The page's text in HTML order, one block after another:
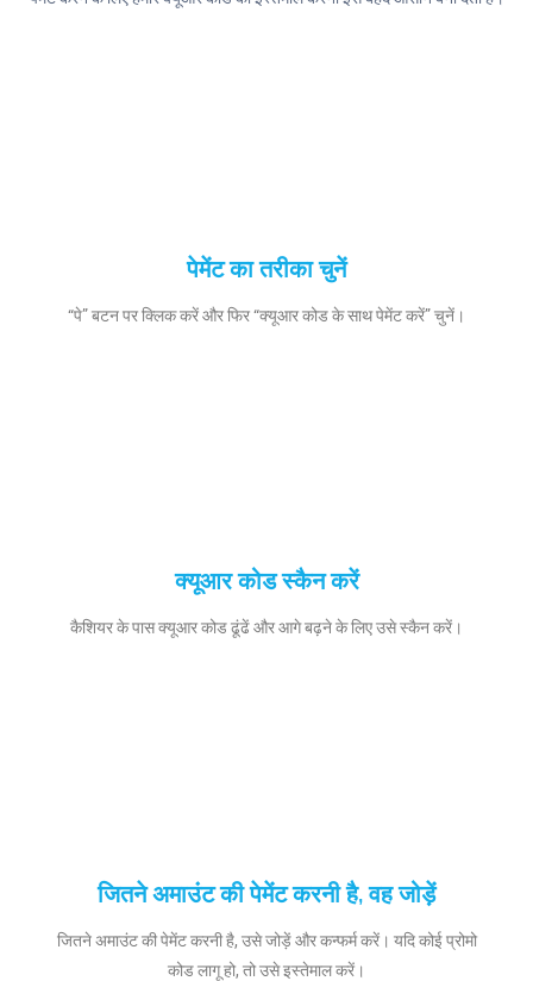
पेमेंट का तरीका चुनें
“पे” बटन पर क्लिक करें और फिर “क्यूआर कोड के साथ पेमेंट करें” चुनें।
क्यूआर कोड स्कैन करें
कैशियर के पास क्यूआर कोड ढूंढें और आगे बढ़ने के लिए उसे स्कैन करें।
जितने अमाउंट की पेमेंट करनी है, वह जोड़ें
जितने अमाउंट की पेमेंट करनी है, उसे जोड़ें और कन्फर्म करें। यदि कोई प्रोमो
कोड लागू हो, तो उसे इस्तेमाल करें।